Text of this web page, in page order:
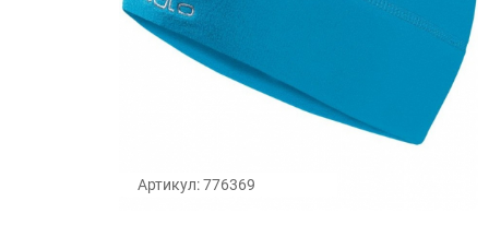
Артикул: 776369